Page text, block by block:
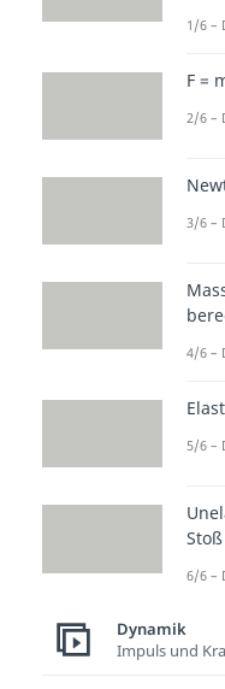
1/6 –
F =
2/6 –
3/6 –
4/6 –
5/6 –
Stoß
6/6 –
Dynamik
Impuls und